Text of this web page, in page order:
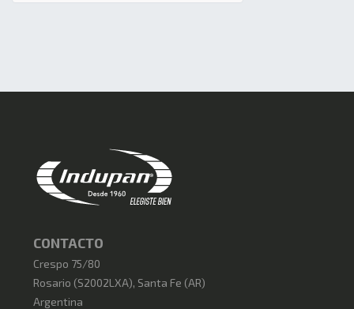
CONTACTO
Crespo 75/80
Rosario (S2002LXA), Santa Fe (AR)
Argentina